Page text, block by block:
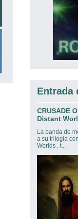
Entrada
CRUSADE
Distant
La banda de
a su trilogía
Worlds , t...